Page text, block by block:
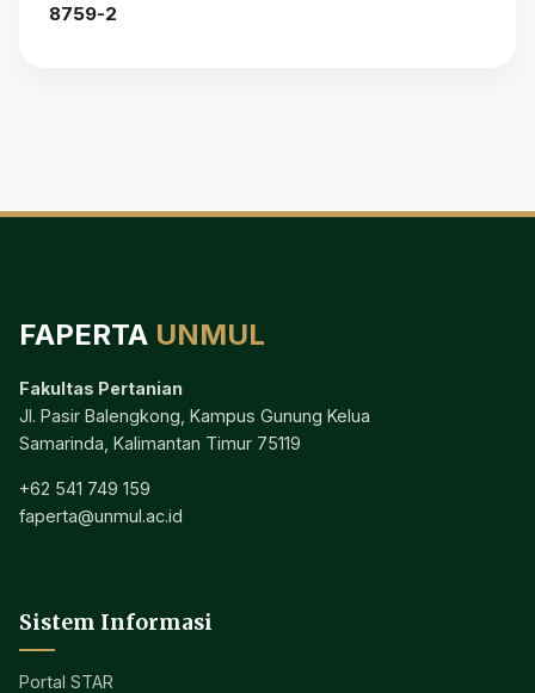
8759-2
FAPERTA UNMUL
Fakultas Pertanian
Jl. Pasir Balengkong, Kampus Gunung Kelua
Samarinda, Kalimantan Timur 75119
+62 541 749 159
faperta@unmul.ac.id
Sistem Informasi
Portal STAR